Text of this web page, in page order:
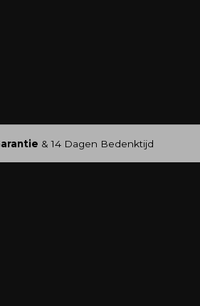
& 14 Dagen Bedenktijd